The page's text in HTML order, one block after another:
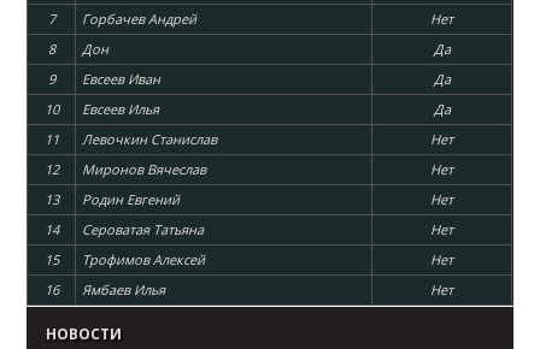
7
Горбачев Андрей
Нет
8
Дон
Да
9
Евсеев Иван
Да
10
Евсеев Илья
Да
11
Левочкин Станислав
Нет
12
Миронов Вячеслав
Нет
13
Родин Евгений
Нет
14
Сероватая Татьяна
Нет
15
Трофимов Алексей
Нет
16
Ямбаев Илья Нет
НОВОСТИ